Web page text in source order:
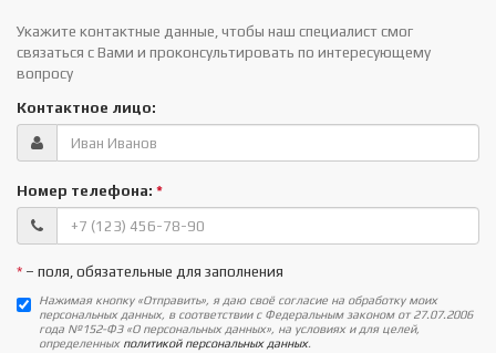
Укажите контактные данные, чтобы наш специалист смог
связаться с Вами и проконсультировать по интересующему
вопросу
Контактное лицо:
Номер телефона: *
* – поля, обязательные для заполнения
Нажимая кнопку «Отправить», я даю своё согласие на обработку моих
персональных данных, в соответствии с Федеральным законом от 27.07.2006
года №152-ФЗ «О персональных данных», на условиях и для целей,
определенных политикой персональных данных.